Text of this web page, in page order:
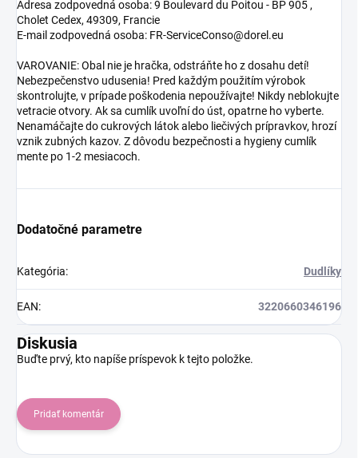
Adresa zodpovedná osoba: 9 Boulevard du Poitou - BP 905 ,
Cholet Cedex, 49309, Francie
E-mail zodpovedná osoba: FR-ServiceConso@dorel.eu
VAROVANIE: Obal nie je hračka, odstráňte ho z dosahu detí!
Nebezpečenstvo udusenia! Pred každým použitím výrobok
skontrolujte, v prípade poškodenia nepoužívajte! Nikdy neblokujte
vetracie otvory. Ak sa cumlík uvoľní do úst, opatrne ho vyberte.
Nenamáčajte do cukrových látok alebo liečivých prípravkov, hrozí
vznik zubných kazov. Z dôvodu bezpečnosti a hygieny cumlík
mente po 1-2 mesiacoch.
Dodatočné parametre
Kategória: Dudlíky
EAN: 3220660346196
Diskusia
Buďte prvý, kto napíše príspevok k tejto položke.
Pridať komentár